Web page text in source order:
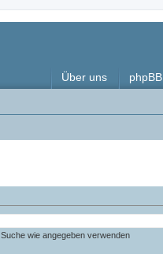
Über uns phpBB
wie angegeben verwenden